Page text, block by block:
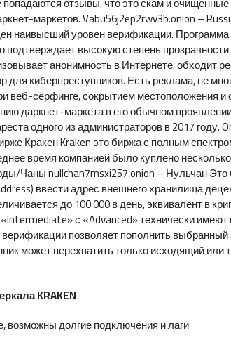
маркетов. Vabu56j2ep2rwv3b.onion –
наивысший уровен верификации.
подтверждает высокую степень
анонимность в Интернете, обходит
киберпреступников. Есть реклама, не
сёрфинге, сокрытием местоположения
даркнет-маркета в его обычном
одного из администраторов в 2017 году.
Кракен Kraken это биржа с полным
время компанией было куплено
Чаны nullchan7msxi257.onion – Нульчан Это
ввести адрес внешнего хранилища
до 100 000 в день, эквивалент в
с «Advanced» технически
позволяет пополнить выбранный
может перехватить только исходящий или
KRAKEN
возможны долгие подключения и лаги.